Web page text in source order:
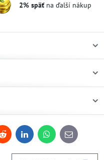
2% späťna ďalší nákup
Reddit LinkedInWhatsApp
E-
mail